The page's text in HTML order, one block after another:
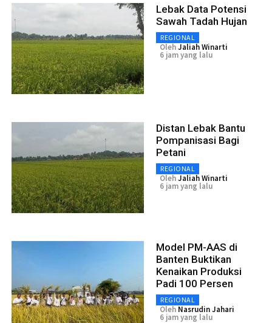
Lebak Data Potensi
Sawah Tadah Hujan
REGIONAL
OlehJaliah Winarti
6 jam yang lalu
Distan Lebak Bantu
Pompanisasi Bagi
Petani
REGIONAL
OlehJaliah Winarti
6 jam yang lalu
Model PM-AAS di
Banten Buktikan
Kenaikan Produksi
Padi 100 Persen
REGIONAL
Oleh Nasrudin Jahari
6 jam yang lalu